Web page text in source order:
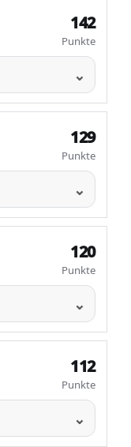
142
Punkte
129
Punkte
120
Punkte
112
Punkte